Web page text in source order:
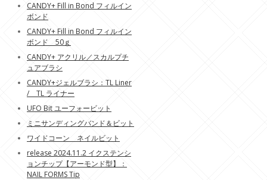
CANDY+ Fill in Bond フィルイン
ボンド
CANDY+ Fill in Bond フィルイン
ボンド 50ｇ
CANDY+ アクリル／スカルプチ
ュアブラシ
CANDY+ジェルブラシ：TL Liner
/ TL ライナー
UFO Bit ユーフォービット
ミニサンディングバンド＆ビット
ワイドコーン ネイルビット
release 2024.11.2 イクステンシ
ョンチップ【アーモンド型】：
NAIL FORMS Tip